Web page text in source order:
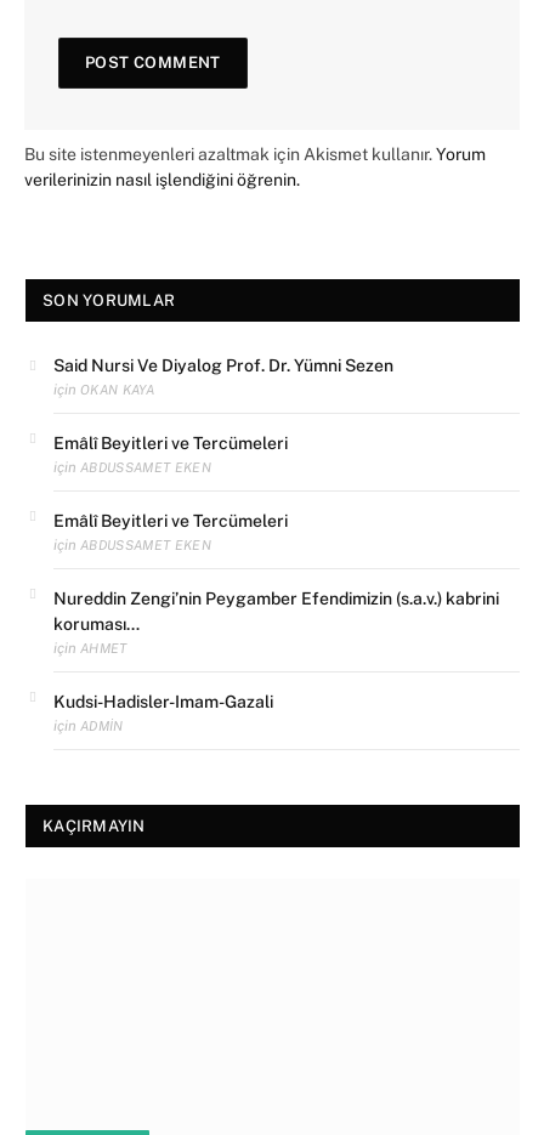
Bu site istenmeyenleri azaltmak için Akismet kullanır.Yorum
verilerinizin nasıl işlendiğini öğrenin.
SON YORUMLAR
Said Nursi Ve Diyalog Prof. Dr. Yümni Sezen
için OKAN KAYA
Emâlî Beyitleri ve Tercümeleri
için ABDUSSAMET EKEN
Emâlî Beyitleri ve Tercümeleri
için ABDUSSAMET EKEN
Nureddin Zengi’nin Peygamber Efendimizin (s.a.v.) kabrini
koruması…
için AHMET
Kudsi-Hadisler-Imam-Gazali
için ADMIN
KAÇIRMAYIN